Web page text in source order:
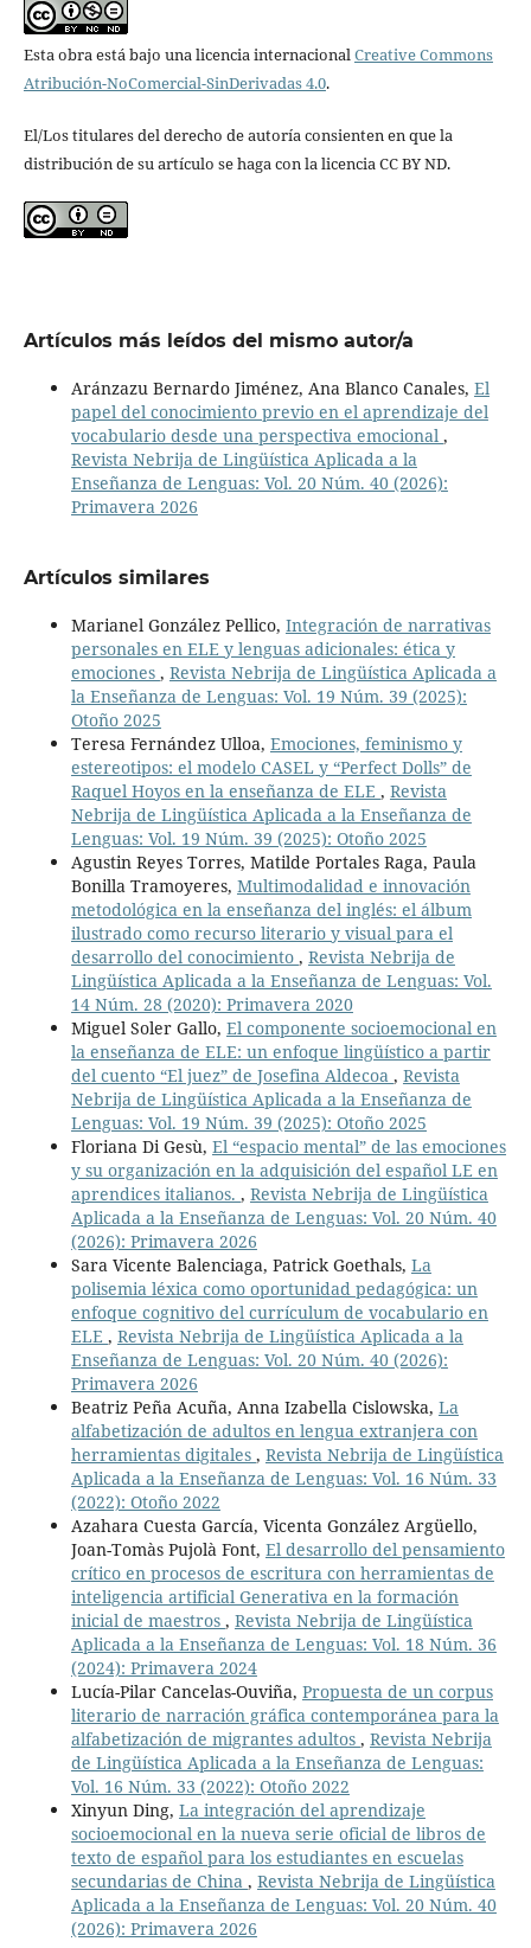
Esta obra está bajo una licencia internacionalCreative Commons
Atribución-NoComercial-SinDerivadas 4.0.
El/Los titulares del derecho de autoría consienten en que la
distribución de su artículo se haga con la licencia CC BY ND.
Artículos más leídos del mismo autor/a
Aránzazu Bernardo Jiménez, Ana Blanco Canales, El
papel del conocimiento previo en el aprendizaje del
vocabulario desde una perspectiva emocional ,
Revista Nebrija de Lingüística Aplicada a la
Enseñanza de Lenguas: Vol. 20 Núm. 40 (2026):
Primavera 2026
Artículos similares
Marianel González Pellico, Integración de narrativas
personales en ELE y lenguas adicionales: ética y
emociones , Revista Nebrija de Lingüística Aplicada a
la Enseñanza de Lenguas: Vol. 19 Núm. 39 (2025):
Otoño 2025
Teresa Fernández Ulloa, Emociones, feminismo y
estereotipos: el modelo CASEL y “Perfect Dolls” de
Raquel Hoyos en la enseñanza de ELE , Revista
Nebrija de Lingüística Aplicada a la Enseñanza de
Lenguas: Vol. 19 Núm. 39 (2025): Otoño 2025
Agustin Reyes Torres, Matilde Portales Raga, Paula
Bonilla Tramoyeres, Multimodalidad e innovación
metodológica en la enseñanza del inglés: el álbum
ilustrado como recurso literario y visual para el
desarrollo del conocimiento , Revista Nebrija de
Lingüística Aplicada a la Enseñanza de Lenguas: Vol.
14 Núm. 28 (2020): Primavera 2020
Miguel Soler Gallo, El componente socioemocional en
la enseñanza de ELE: un enfoque lingüístico a partir
del cuento “El juez” de Josefina Aldecoa , Revista
Nebrija de Lingüística Aplicada a la Enseñanza de
Lenguas: Vol. 19 Núm. 39 (2025): Otoño 2025
Floriana Di Gesù, El “espacio mental” de las emociones
y su organización en la adquisición del español LE en
aprendices italianos. , Revista Nebrija de Lingüística
Aplicada a la Enseñanza de Lenguas: Vol. 20 Núm. 40
(2026): Primavera 2026
Sara Vicente Balenciaga, Patrick Goethals, La
polisemia léxica como oportunidad pedagógica: un
enfoque cognitivo del currículum de vocabulario en
ELE , Revista Nebrija de Lingüística Aplicada a la
Enseñanza de Lenguas: Vol. 20 Núm. 40 (2026):
Primavera 2026
Beatriz Peña Acuña, Anna Izabella Cislowska, La
alfabetización de adultos en lengua extranjera con
herramientas digitales , Revista Nebrija de Lingüística
Aplicada a la Enseñanza de Lenguas: Vol. 16 Núm. 33
(2022): Otoño 2022
Azahara Cuesta García, Vicenta González Argüello,
Joan-Tomàs Pujolà Font, El desarrollo del pensamiento
crítico en procesos de escritura con herramientas de
inteligencia artificial Generativa en la formación
inicial de maestros , Revista Nebrija de Lingüística
Aplicada a la Enseñanza de Lenguas: Vol. 18 Núm. 36
(2024): Primavera 2024
Lucía-Pilar Cancelas-Ouviña, Propuesta de un corpus
literario de narración gráfica contemporánea para la
alfabetización de migrantes adultos , Revista Nebrija
de Lingüística Aplicada a la Enseñanza de Lenguas:
Vol. 16 Núm. 33 (2022): Otoño 2022
Xinyun Ding, La integración del aprendizaje
socioemocional en la nueva serie oficial de libros de
texto de español para los estudiantes en escuelas
secundarias de China , Revista Nebrija de Lingüística
Aplicada a la Enseñanza de Lenguas: Vol. 20 Núm. 40
(2026): Primavera 2026